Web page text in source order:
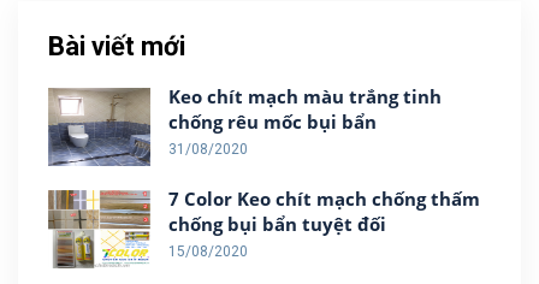
Bài viết mới
Keo chít mạch màu trắng tinh
chống rêu mốc bụi bẩn
31/08/2020
7 Color Keo chít mạch chống thấm
chống bụi bẩn tuyệt đối
15/08/2020